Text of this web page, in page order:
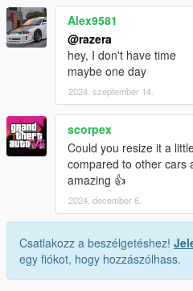
Alex9581
@razera
hey, I don't have time
maybe one day
2024. szeptember 14.
scorpex
Could you resize it a
compared to other cars
amazing 👍
2024. december 6.
Csatlakozz a beszélgetéshez!
egy fiókot, hogy hozzászólhass.